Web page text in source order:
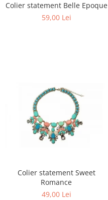
Colier statement Belle Epoque
59,00 Lei
Colier statement Sweet
Romance
49,00 Lei